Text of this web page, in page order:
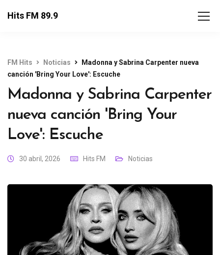
Hits FM 89.9
FM Hits Noticias
Madonna y Sabrina Carpenter nueva
canción 'Bring Your Love': Escuche
Madonna y Sabrina Carpenter
nueva canción 'Bring Your
Love': Escuche
30 abril, 2026 Hits FM Noticias